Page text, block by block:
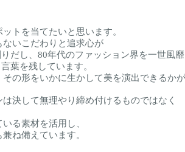
トを当てたいと思います。
いこだわりと追求心が
だし、80年代のファッション界を一世風靡
葉を残しています。
の形をいかに生かして美を演出できるかが
決して無理やり締め付けるものではなく
る素材を活用し、
ね備えています。